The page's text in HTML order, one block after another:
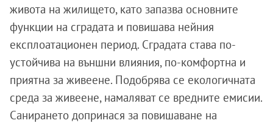
живота на жилището, като запазва основните
функции на сградата и повишава нейния
експлоатационен период. Сградата става по-
устойчива на външни влияния, по-комфортнa и
приятнa за живеене. Подобрява се екологичната
среда за живеене, намаляват се вредните емисии.
Санирането допринася за повишаване на